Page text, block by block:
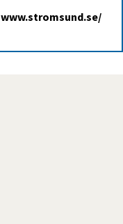
www.stromsund.se/